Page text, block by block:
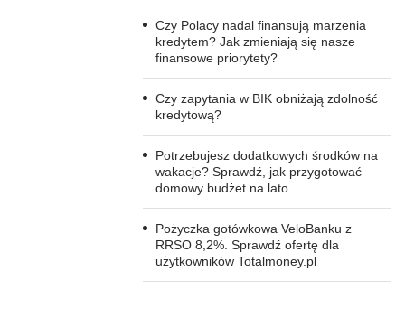
Czy Polacy nadal finansują marzenia
kredytem? Jak zmieniają się nasze
finansowe priorytety?
Czy zapytania w BIK obniżają zdolność
kredytową?
Potrzebujesz dodatkowych środków na
wakacje? Sprawdź, jak przygotować
domowy budżet na lato
Pożyczka gotówkowa VeloBanku z
RRSO 8,2%. Sprawdź ofertę dla
użytkowników Totalmoney.pl